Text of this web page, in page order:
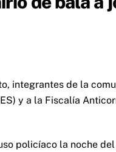
integrantes de la
y a la Fiscalía
policíaco la noche